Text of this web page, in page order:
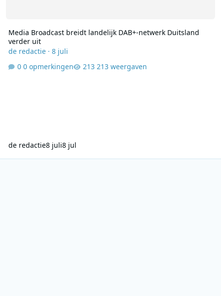
Media Broadcast breidt landelijk DAB+-netwerk Duitsland
verder uit
de redactie· 8 juli
0 opmerkingen
213 weergaven
de redactie8 juli8 jul